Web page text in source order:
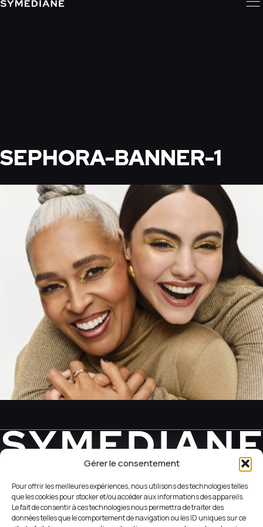
Gérer le consentement
Pour offrir les meilleures expériences, nous utilisons des technologies telles
que les cookies pour stocker et/ou accéder aux informations des appareils.
Le fait de consentir à ces technologies nous permettra de traiter des
données telles que le comportement de navigation ou les ID uniques sur ce
SEPHORA-BANNER-1
+33 (1) 42 56 05 98